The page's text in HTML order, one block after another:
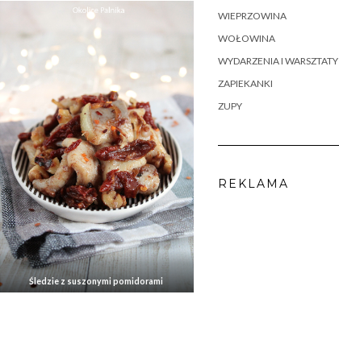
Śledzie z suszonymi pomidorami
WIEPRZOWINA
WOŁOWINA
WYDARZENIA I WARSZTATY
ZAPIEKANKI
ZUPY
REKLAMA